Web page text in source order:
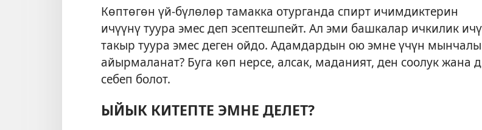
Көптөгөн үй-бүлөлөр тамакка отурганда спирт ичимдиктерин
ичүүнү туура эмес деп эсептешпейт. Ал эми башкалар ичкилик
такыр туура эмес деген ойдо. Адамдардын ою эмне үчүн
айырмаланат? Буга көп нерсе, алсак, маданият, ден соолук жана
себеп болот.
ЫЙЫК КИТЕПТЕ ЭМНЕ ДЕЛЕТ?